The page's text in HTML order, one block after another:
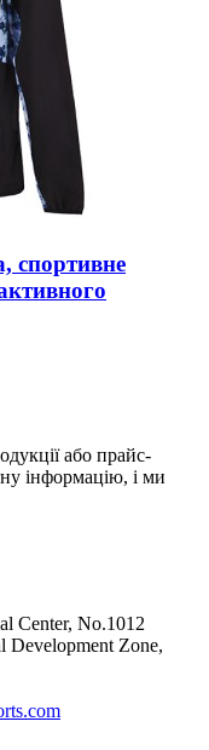
спортивне
або прайс-
інформацію, і ми
Center, No.1012
Development Zone,